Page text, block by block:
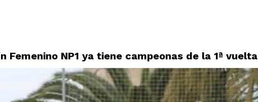
Femenino NP1 ya tiene campeonas de la 1ª vuelta